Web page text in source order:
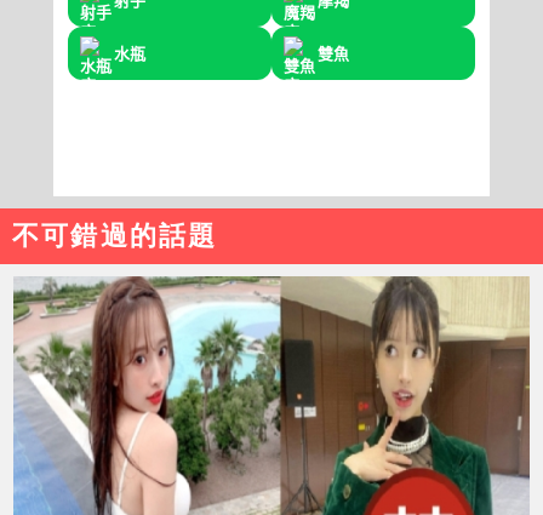
不可錯過的話題